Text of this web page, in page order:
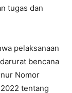
tugas dan
pelaksanaan
bencana
Nomor
tentang